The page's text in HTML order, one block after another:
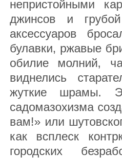
непристойными
джинсов и
аксессуаров
булавки, ржавые
обилие молний,
виднелись
жуткие шрамы.
садомазохизма
вам!» или
как всплеск
городских